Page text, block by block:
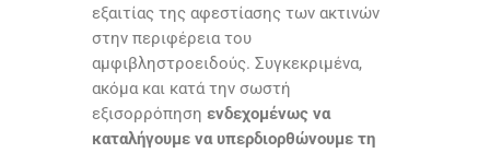
εξαιτίας της αφεστίασης των ακτινών
στην περιφέρεια του
αμφιβληστροειδούς. Συγκεκριμένα,
ακόμα και κατά την σωστή
εξισορρόπηση ενδεχομένως να
καταλήγουμε να υπερδιορθώνουμε τη